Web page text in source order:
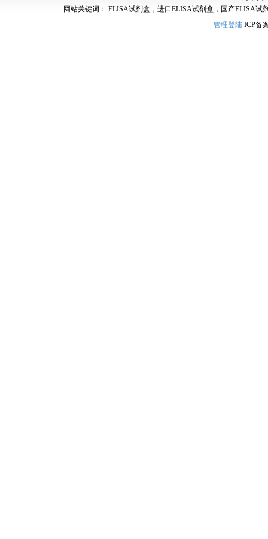
网站关键词： ELISA试剂盒，进口ELISA试剂盒，国产ELISA
管理登陆 ICP备